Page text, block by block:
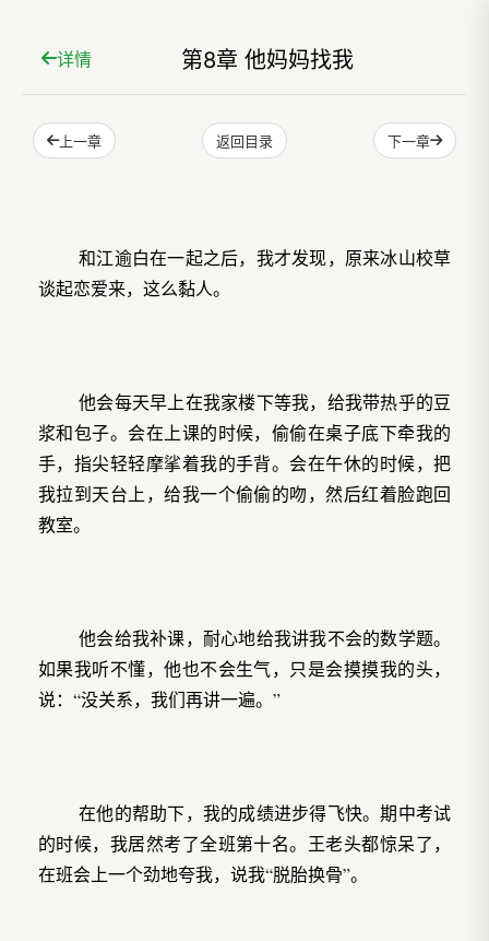
详情 第8章 他妈妈找我
上一章 返回目录 下一章
和江逾白在一起之后，我才发现，原来冰山校草
谈起恋爱来，这么黏人。
他会每天早上在我家楼下等我，给我带热乎的豆
浆和包子。会在上课的时候，偷偷在桌子底下牵我的
手，指尖轻轻摩挲着我的手背。会在午休的时候，把
我拉到天台上，给我一个偷偷的吻，然后红着脸跑回
教室。
他会给我补课，耐心地给我讲我不会的数学题。
如果我听不懂，他也不会生气，只是会摸摸我的头，
说：“没关系，我们再讲一遍。”
在他的帮助下，我的成绩进步得飞快。期中考试
的时候，我居然考了全班第十名。王老头都惊呆了，
在班会上一个劲地夸我，说我“脱胎换骨”。